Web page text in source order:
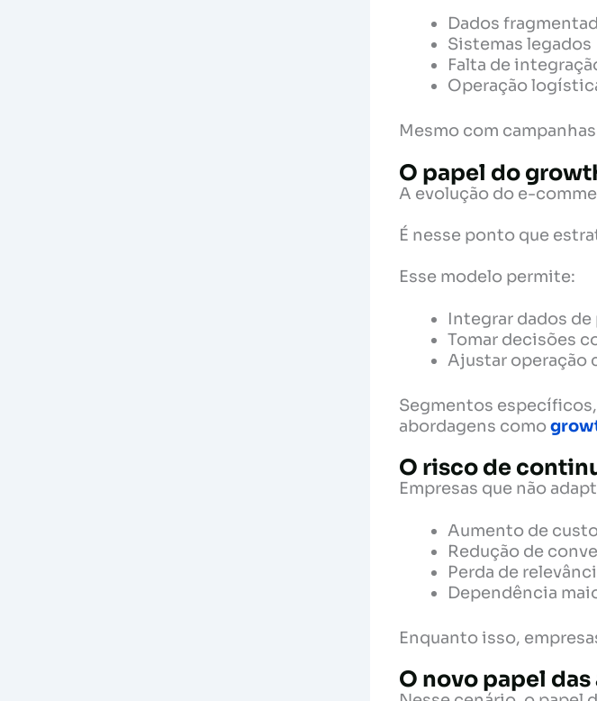
Dados
Sistemas legados
Falta de
Operação
Mesmo com
O papel do
A evolução do e-
É nesse ponto que
Esse modelo permite:
Integrar dados
Tomar decisões
Ajustar operação
Segmentos
abordagens como
O risco de
Empresas que não
Aumento de
Redução de
Perda de
Dependência
Enquanto isso,
O novo papel